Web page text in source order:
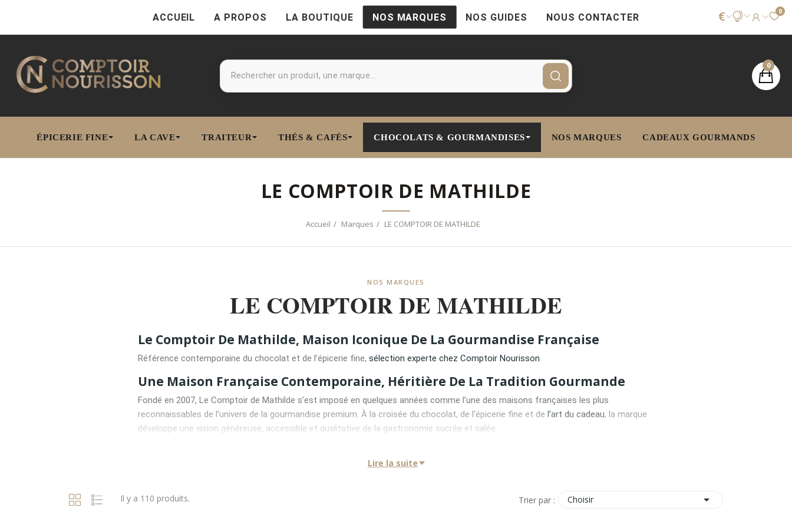
ACCUEIL A PROPOS LA BOUTIQUE NOS MARQUES NOS GUIDES NOUS CONTACTER € 0
0
ÉPICERIE FINE LA CAVE TRAITEUR THÉS & CAFÉS CHOCOLATS & GOURMANDISES NOS MARQUES CADEAUX GOURMANDS
LE COMPTOIR DE MATHILDE
Accueil Marques LE COMPTOIR DE MATHILDE
NOS MARQUES
LE COMPTOIR DE MATHILDE
Le Comptoir De Mathilde, Maison Iconique De La Gourmandise Française
Référence contemporaine du chocolat et de l’épicerie fine, sélection experte chez Comptoir Nourisson
Une Maison Française Contemporaine, Héritière De La Tradition Gourmande
Fondé en 2007, Le Comptoir de Mathilde s’est imposé en quelques années comme l’une des maisons françaises les plus
reconnaissables de l’univers de la gourmandise premium. À la croisée du chocolat, de l’épicerie fine et de l’art du cadeau, la marque
développe une vision généreuse, accessible et qualitative de la gastronomie sucrée et salée.
reconnaissable et son univers chaleureux, la maison cultive un véritable respect des savoir-faire artisanaux, des recettes
Une Histoire Récente Portée Par Une Vision Claire Et Cohérente
Lire la suite
Il y a 110 produits. Trier par : Choisir 